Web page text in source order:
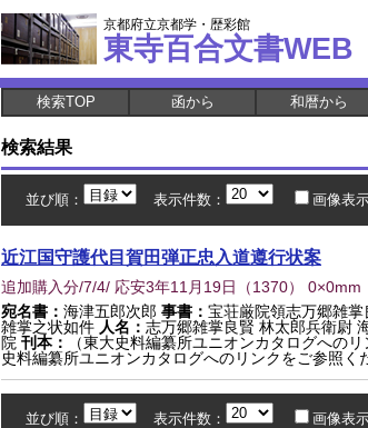
京都府立京都学・歴彩館
東寺百合文書WEB
検索TOP 函から 和暦から
検索結果
並び順： 表示件数： 画像表
近江国守護代目賀田弾正忠入道遵行状案
追加購入分/7/4/ 応安3年11月19日 （1370） 0×0mm
宛名書： 海津五郎次郎 事書： 宝荘厳院領志万郷雑
雑掌之状如件 人名： 志万郷雑掌良賢 林太郎兵衛尉
院 刊本： （東大史料編纂所ユニオンカタログへの
史料編纂所ユニオンカタログへのリンクをご参照く
並び順： 表示件数： 画像表